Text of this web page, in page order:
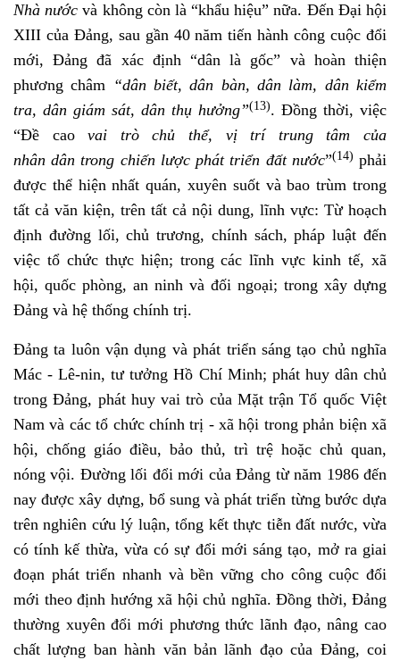
Nhà nước và không còn là “khẩu hiệu” nữa. Đến Đại hội
XIII của Đảng, sau gần 40 năm tiến hành công cuộc đổi
mới, Đảng đã xác định “dân là gốc” và hoàn thiện
phương châm “dân biết, dân bàn, dân làm, dân kiểm
tra, dân giám sát, dân thụ hưởng”(13). Đồng thời, việc
“Đề caovai trò chủ thể, vị trí trung tâm của
nhân dân trong chiến lược phát triển đất nước”(14) phải
được thể hiện nhất quán, xuyên suốt và bao trùm trong
tất cả văn kiện, trên tất cả nội dung, lĩnh vực: Từ hoạch
định đường lối, chủ trương, chính sách, pháp luật đến
việc tổ chức thực hiện; trong các lĩnh vực kinh tế, xã
hội, quốc phòng, an ninh và đối ngoại; trong xây dựng
Đảng và hệ thống chính trị.
Đảng ta luôn vận dụng và phát triển sáng tạo chủ nghĩa
Mác - Lê-nin, tư tưởng Hồ Chí Minh; phát huy dân chủ
trong Đảng, phát huy vai trò của Mặt trận Tổ quốc Việt
Nam và các tổ chức chính trị - xã hội trong phản biện xã
hội, chống giáo điều, bảo thủ, trì trệ hoặc chủ quan,
nóng vội. Đường lối đổi mới của Đảng từ năm 1986 đến
nay được xây dựng, bổ sung và phát triển từng bước dựa
trên nghiên cứu lý luận, tổng kết thực tiễn đất nước, vừa
có tính kế thừa, vừa có sự đổi mới sáng tạo, mở ra giai
đoạn phát triển nhanh và bền vững cho công cuộc đổi
mới theo định hướng xã hội chủ nghĩa. Đồng thời, Đảng
thường xuyên đổi mới phương thức lãnh đạo, nâng cao
chất lượng ban hành văn bản lãnh đạo của Đảng, coi